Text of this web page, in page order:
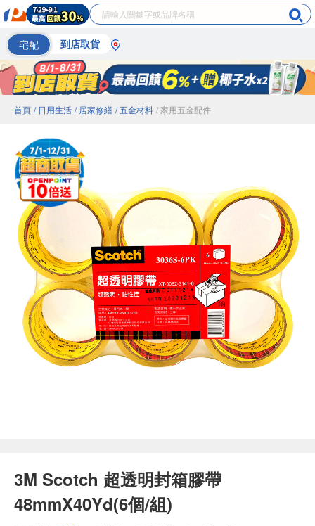
宅配 到店取貨
首頁 / 日用生活 / 居家修繕 / 五金材料 / 家用五金配件
3M Scotch 超透明封箱膠帶
48mmX40Yd(6個/組)